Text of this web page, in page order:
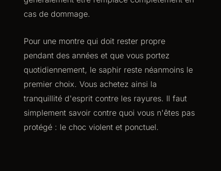
cas de dommage.
Pour une montre qui doit rester propre
pendant des années et que vous portez
quotidiennement, le saphir reste néanmoins le
premier choix. Vous achetez ainsi la
tranquillité d'esprit contre les rayures. Il faut
simplement savoir contre quoi vous n'êtes pas
protégé : le choc violent et ponctuel.